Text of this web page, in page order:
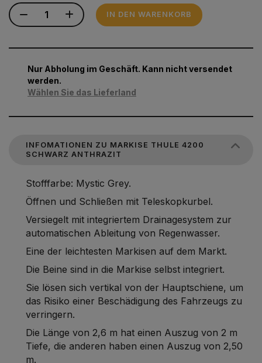
IN DEN WARENKORB
Nur Abholung im Geschäft. Kann nicht versendet
werden.
Wählen Sie das Lieferland
INFOMATIONEN ZU MARKISE THULE 4200
SCHWARZ ANTHRAZIT
Stofffarbe: Mystic Grey.
Öffnen und Schließen mit Teleskopkurbel.
Versiegelt mit integriertem Drainagesystem zur
automatischen Ableitung von Regenwasser.
Eine der leichtesten Markisen auf dem Markt.
Die Beine sind in die Markise selbst integriert.
Sie lösen sich vertikal von der Hauptschiene, um
das Risiko einer Beschädigung des Fahrzeugs zu
verringern.
Die Länge von 2,6 m hat einen Auszug von 2 m
Tiefe, die anderen haben einen Auszug von 2,50
m.